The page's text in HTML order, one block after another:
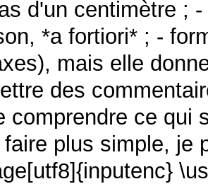
d'un centimètre ;
*a fortiori* ; -
mais elle
des
comprendre ce
faire plus simple,